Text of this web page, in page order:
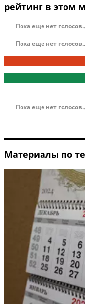
рейтинг в этом
Пока еще нет
Пока еще нет
Пока еще нет
Материалы по